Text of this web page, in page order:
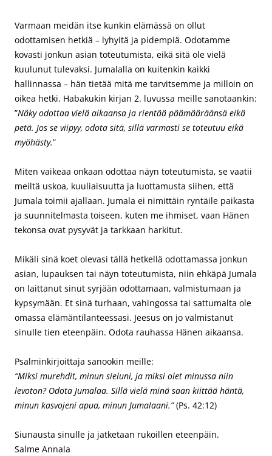
Varmaan meidän itse kunkin elämässä on ollut
odottamisen hetkiä – lyhyitä ja pidempiä. Odotamme
kovasti jonkun asian toteutumista, eikä sitä ole vielä
kuulunut tulevaksi. Jumalalla on kuitenkin kaikki
hallinnassa – hän tietää mitä me tarvitsemme ja milloin on
oikea hetki. Habakukin kirjan 2. luvussa meille sanotaankin:
”Näky odottaa vielä aikaansa ja rientää päämääräänsä eikä
petä. Jos se viipyy, odota sitä, sillä varmasti se toteutuu eikä
myöhästy.”
Miten vaikeaa onkaan odottaa näyn toteutumista, se vaatii
meiltä uskoa, kuuliaisuutta ja luottamusta siihen, että
Jumala toimii ajallaan. Jumala ei nimittäin ryntäile paikasta
ja suunnitelmasta toiseen, kuten me ihmiset, vaan Hänen
tekonsa ovat pysyvät ja tarkkaan harkitut.
Mikäli sinä koet olevasi tällä hetkellä odottamassa jonkun
asian, lupauksen tai näyn toteutumista, niin ehkäpä Jumala
on laittanut sinut syrjään odottamaan, valmistumaan ja
kypsymään. Et sinä turhaan, vahingossa tai sattumalta ole
omassa elämäntilanteessasi. Jeesus on jo valmistanut
sinulle tien eteenpäin. Odota rauhassa Hänen aikaansa.
Psalminkirjoittaja sanookin meille:
“Miksi murehdit, minun sieluni, ja miksi olet minussa niin
levoton? Odota Jumalaa. Sillä vielä minä saan kiittää häntä,
minun kasvojeni apua, minun Jumalaani.”(Ps. 42:12)
Siunausta sinulle ja jatketaan rukoillen eteenpäin.
Salme Annala